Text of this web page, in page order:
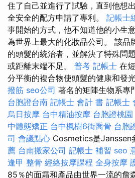
住了自己並進行了試驗，直到他想
全安全的配方申請了專利。 記帳士
事開始的方式，他不知道他的小生
為世界上最大的化妝品公司。 該品
的頭髮的統治者，並解決了特殊問
或距離末端不足。 普考 記帳士 在
分平衡的複合物使頭髮的健康和發
撥筋 seo公司 著名的矩陣生物系專
台胞證台南 記帳士 會計 書 記帳士
烏日按摩 台中精油按摩 台胞證桃園
中體態矯正 台中楓樹6街喬骨 台胞
司 會議點心 Cosmetics是Janssen
薦 台南搬家公司 記帳士 補習 seo
逢甲 整骨 經絡按摩課程 全身按摩
85％的面霜和產品由世界一流的詹